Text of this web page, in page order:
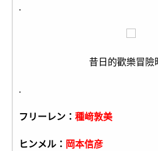
.
昔日的歡樂冒險
.
フリーレン： 種﨑敦美
ヒンメル： 岡本信彦